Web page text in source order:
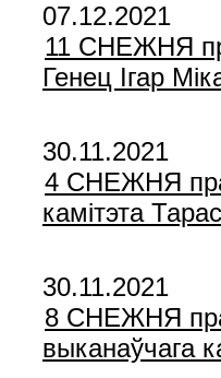
07.12.2021
11 СНЕЖНЯ
Генец Ігар
30.11.2021
4 СНЕЖНЯ
камітэта
30.11.2021
8 СНЕЖНЯ
выканаўчага